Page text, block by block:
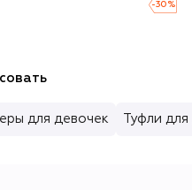
-30 %
для девочек Туфли